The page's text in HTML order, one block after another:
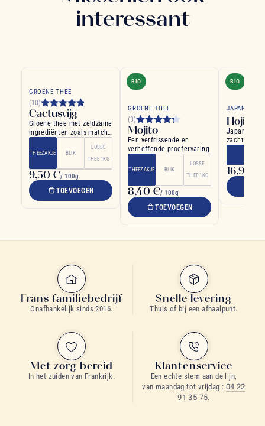
interessant
GROENE THEE
(10)
Cactusvijg
Groene thee met zeldzame
ingrediënten zoals matcha
THEEZAKJE BLIK
LOSSE
THEE 1KG
9,50 €/ 100g
TOEVOEGEN
BIO
GROENE THEE
(3)
Mojito
Een verfrissende en
verheffende proefervaring
THEEZAKJE BLIK
LOSSE
THEE 1KG
8,40 €/ 100g
TOEVOEGEN
BIO
JAPANSE
Japanse
zacht
16,90 €
Frans familiebedrijf
Onafhankelijk sinds 2016.
Snelle levering
Thuis of bij een afhaalpunt.
Met zorg bereid
In het zuiden van Frankrijk.
Klantenservice
Een echte stem aan de lijn,
van maandag tot vrijdag : 04 22
91 35 75.